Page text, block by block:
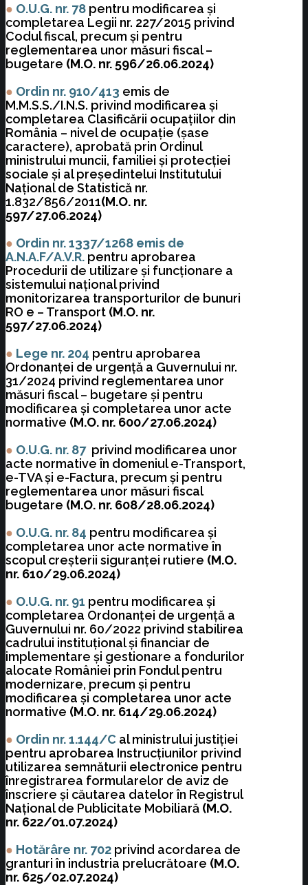
● O.U.G. nr. 78 pentru modificarea şi
completarea Legii nr. 227/2015 privind
Codul fiscal, precum şi pentru
reglementarea unor măsuri fiscal –
bugetare (M.O. nr. 596/26.06.2024)
● Ordin nr. 910/413 emis de
M.M.S.S./I.N.S. privind modificarea şi
completarea Clasificării ocupaţiilor din
România – nivel de ocupaţie (şase
caractere), aprobată prin Ordinul
ministrului muncii, familiei şi protecţiei
sociale şi al preşedintelui Institutului
Naţional de Statistică nr.
1.832/856/2011(M.O. nr.
597/27.06.2024)
● Ordin nr. 1337/1268 emis de
A.N.A.F/A.V.R. pentru aprobarea
Procedurii de utilizare şi funcţionare a
sistemului naţional privind
monitorizarea transporturilor de bunuri
RO e – Transport (M.O. nr.
597/27.06.2024)
● Lege nr. 204 pentru aprobarea
Ordonanţei de urgenţă a Guvernului nr.
31/2024 privind reglementarea unor
măsuri fiscal – bugetare şi pentru
modificarea şi completarea unor acte
normative (M.O. nr. 600/27.06.2024)
● O.U.G. nr. 87 privind modificarea unor
acte normative în domeniul e-Transport,
e-TVA și e-Factura, precum și pentru
reglementarea unor măsuri fiscal
bugetare (M.O. nr. 608/28.06.2024)
● O.U.G. nr. 84 pentru modificarea și
completarea unor acte normative în
scopul creșterii siguranței rutiere (M.O.
nr. 610/29.06.2024)
● O.U.G. nr. 91 pentru modificarea și
completarea Ordonanței de urgență a
Guvernului nr. 60/2022 privind stabilirea
cadrului instituțional și financiar de
implementare și gestionare a fondurilor
alocate României prin Fondul pentru
modernizare, precum și pentru
modificarea și completarea unor acte
normative (M.O. nr. 614/29.06.2024)
● Ordin nr.1.144/C al ministrului justiției
pentru aprobarea Instrucțiunilor privind
utilizarea semnăturii electronice pentru
înregistrarea formularelor de aviz de
înscriere și căutarea datelor în Registrul
Național de Publicitate Mobiliară (M.O.
nr. 622/01.07.2024)
● Hotărâre nr. 702 privind acordarea de
granturi în industria prelucrătoare (M.O.
nr. 625/02.07.2024)